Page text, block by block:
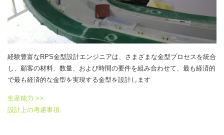
経験豊富なRPS金型設計エンジニアは、さまざまな金型プロセスを統合
し、顧客の材料、数量、および時間の要件を組み合わせて、最も経済的
で最も経済的な金型を実現する金型を設計します
生産能力 >>
設計上の考慮事項